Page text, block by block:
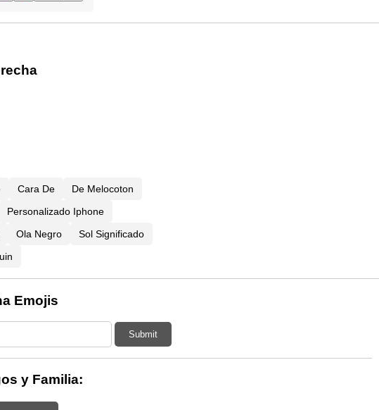
Cara De
De Melocoton
Personalizado Iphone
Ola Negro
Sol Significado
Emojis
Submit
y Familia: